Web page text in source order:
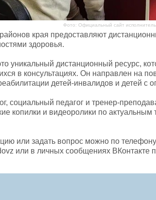
Фото: Официальный сайт
края предоставляют
здоровья.
уникальный дистанционный ресурс,
в консультациях. Он направлен на
детей-инвалидов и детей
социальный педагог и тренер-
копилки и видеоролики по
или задать вопрос можно по
или в личных сообщениях ВКонтакте